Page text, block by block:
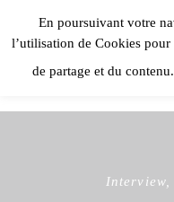
En poursuivant votre
l’utilisation de Cookies
de partage et du contenu.